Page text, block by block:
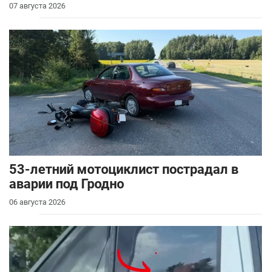
07 августа 2026
53-летний мотоциклист пострадал в
аварии под Гродно
06 августа 2026